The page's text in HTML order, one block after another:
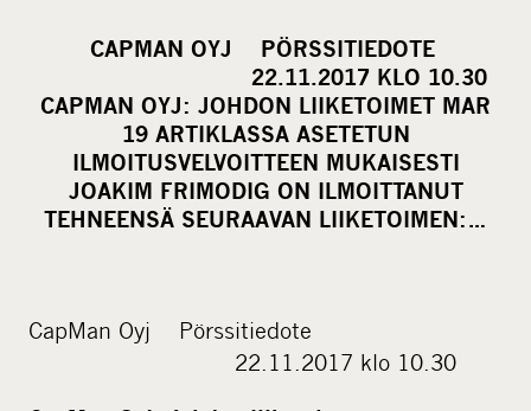
a
e
o
n
s
o
a
CAPMAN OYJ PÖRSSITIEDOTE
22.11.2017 KLO 10.30
CAPMAN OYJ: JOHDON LIIKETOIMET MAR
19 ARTIKLASSA ASETETUN
ILMOITUSVELVOITTEEN MUKAISESTI
JOAKIM FRIMODIG ON ILMOITTANUT
TEHNEENSÄ SEURAAVAN LIIKETOIMEN:…
CapMan Oyj Pörssitiedote
22.11.2017 klo 10.30